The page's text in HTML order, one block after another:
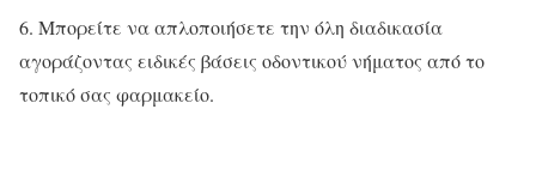
6. Μπορείτε να απλοποιήσετε την όλη διαδικασία
αγοράζοντας ειδικές βάσεις οδοντικού νήματος από το
τοπικό σας φαρμακείο.